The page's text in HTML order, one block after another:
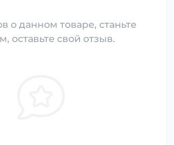
о данном товаре, станьте
оставьте свой отзыв.